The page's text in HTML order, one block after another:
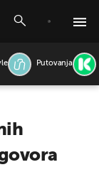
Putovanja